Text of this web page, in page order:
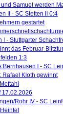
Samuel werden
II - SC Stetten II 0:4
gestartet
I - Stuttgarter
das Februar-
1:3
Bernhausen I - SC
Rafael Kloth gewinnt
17.02.2026
Rohr IV - SC